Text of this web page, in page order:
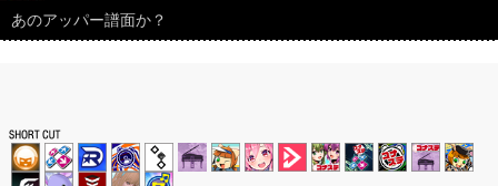
あのアッパー譜面か？